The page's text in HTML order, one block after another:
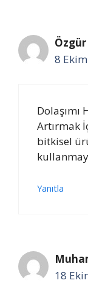
Özgür
8
Dolaşımı
Artırmak
bitkisel
Yanıtla
18